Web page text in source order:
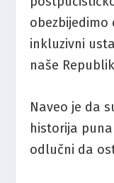
inkluzivni
naše
Naveo je da
historija
odlučni da